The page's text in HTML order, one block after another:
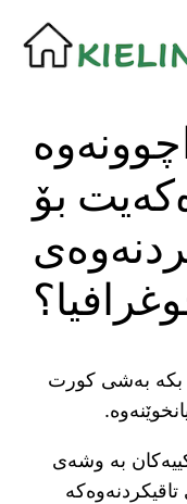
Siirry
sisältöön
بۆ
بکە بەشی کورت
بە وشەی